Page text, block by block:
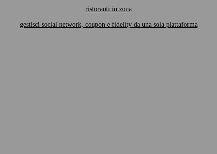
ristoranti in zona
gestisci social network, coupon e fidelity da una sola piattaforma